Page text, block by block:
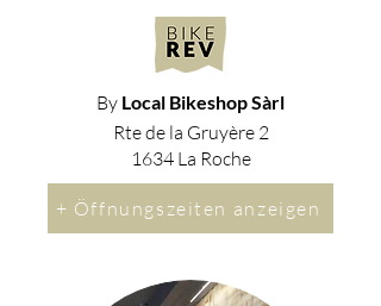
By Local Bikeshop Sàrl
Rte de la Gruyère 2
1634 La Roche
+ Öffnungszeiten anzeigen